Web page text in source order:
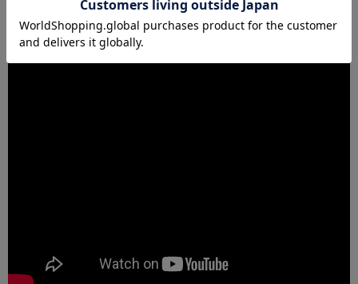
さらに詳しいことは下記動画をお読みください。